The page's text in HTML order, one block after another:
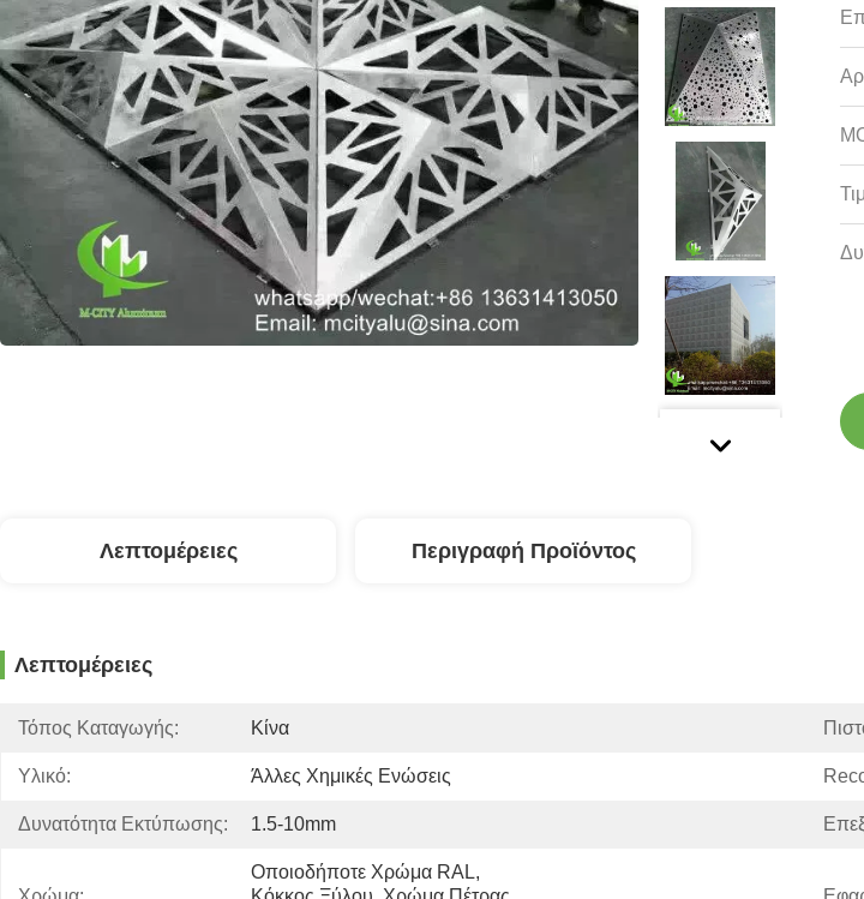
Λεπτομέρειες Περιγραφή Προϊόντος
Λεπτομέρειες
Τόπος Καταγωγής: Κίνα
Υλικό: Άλλες Χημικές Ενώσεις
Δυνατότητα Εκτύπωσης: 1.5-10mm
Οποιοδήποτε Χρώμα RAL,